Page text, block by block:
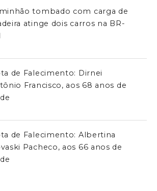
tombado com carga de
atinge dois carros na BR-
de Falecimento: Dirnei
Francisco, aos 68 anos de
de Falecimento: Albertina
Pacheco, aos 66 anos de